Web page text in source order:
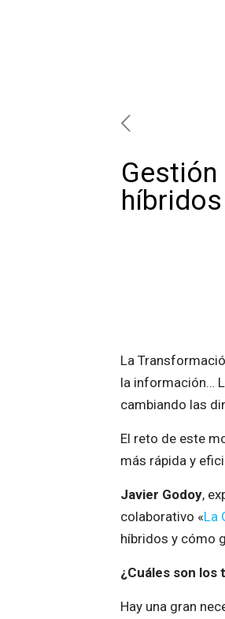
La
la información…
cambiando las
El reto de este
más rápida y
Javier Godoy,
colaborativo «La
híbridos y cómo
¿Cuáles son los
Hay una gran